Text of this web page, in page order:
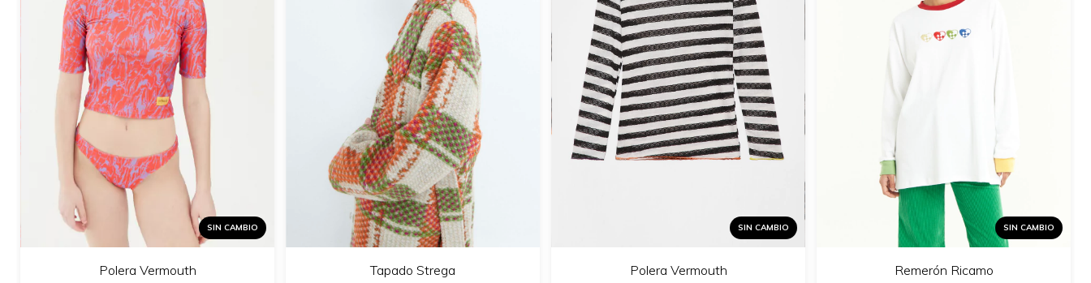
SIN CAMBIO
Polera Vermouth
Tapado Strega
SIN CAMBIO
Polera Vermouth
SIN CAMBIO
Remerón Ricamo